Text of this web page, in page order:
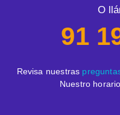
O
91
Revisa nuestras
Nuestro